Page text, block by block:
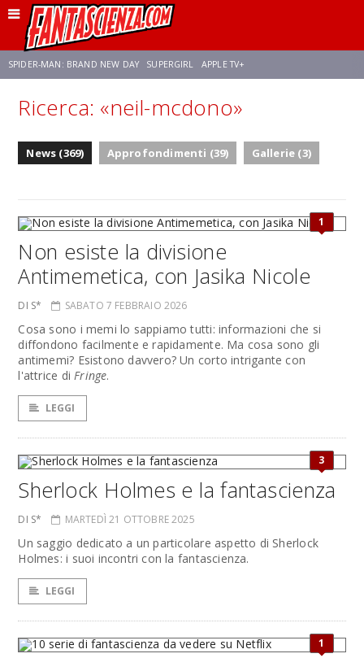
SPIDER-MAN: BRAND NEW DAY SUPERGIRL APPLE TV+
FRANCO RICCIARDIELLO ZENDAYA STAR TREK AVENGERS: DOOMSDAY
Ricerca: «neil-mcdono»
News (369) Approfondimenti (39) Gallerie (3)
1
Non esiste la divisione
Antimemetica, con Jasika Nicole
DI S* SABATO 7 FEBBRAIO 2026
Cosa sono i memi lo sappiamo tutti: informazioni che si
diffondono facilmente e rapidamente. Ma cosa sono gli
antimemi? Esistono davvero? Un corto intrigante con
l'attrice diFringe.
LEGGI
3
Sherlock Holmes e la fantascienza
DI S* MARTEDÌ 21 OTTOBRE 2025
Un saggio dedicato a un particolare aspetto di Sherlock
Holmes: i suoi incontri con la fantascienza.
LEGGI
1